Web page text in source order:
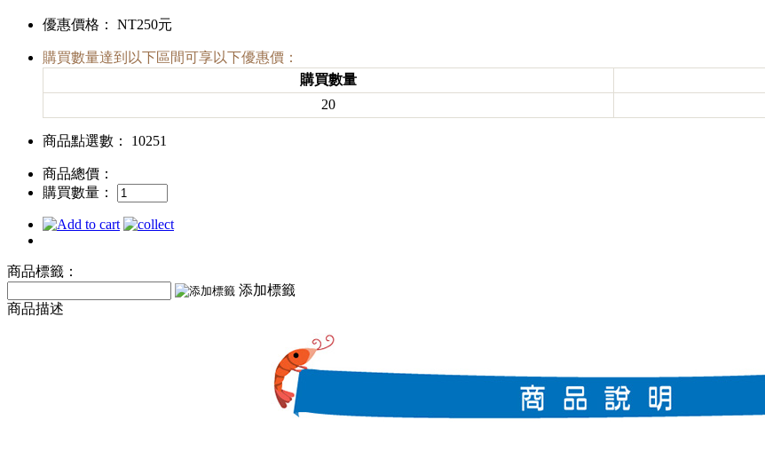
優惠價格： NT250元
購買數量達到以下區間可享以下優惠價：
購買數量
20
商品點選數： 10251
商品總價：
購買數量：
商品標籤：
添加標籤
商品描述